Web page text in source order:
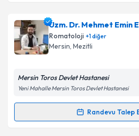
Uzm. Dr. Özlem Yüksekbaşiçin
talebi oluşturun. Size bu uzmandan
için bir takvim hazırlandığında e-
bilgilendireceğiz.
Kişisel verilerimin
Uzm. Dr. Mehmet Emin
Romatoloji +1diğer
Mersin, Mezitli
Mersin Toros Devlet Hastanesi
Yeni Mahalle Mersin Toros Devlet Hastanesi
Randevu Talep
Randevu Takvimi Talebi